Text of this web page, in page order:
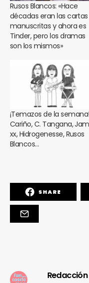
Rusos Blancos: «Hace
décadas eran las cartas
manuscritas y ahora es
Tinder, pero los dramas
son los mismos»
¡Temazos de la semana!
Cariño, C. Tangana,
xx, Hidrogenesse, Rusos
Blancos…
SHARE
Redacción